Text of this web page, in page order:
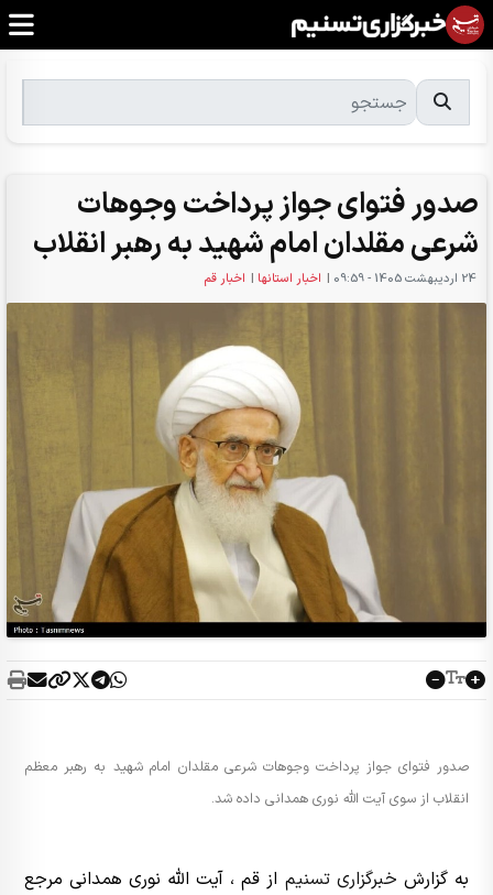
صدور فتوای جواز پرداخت وجوهات
شرعی مقلدان امام شهید به رهبر انقلاب
24 ارديبهشت 1405 - 09:59 | اخبار استانها | اخبار قم
صدور فتوای جواز پرداخت وجوهات شرعی مقلدان امام شهید به رهبر معظم
انقلاب از سوی آیت الله نوری همدانی داده شد.
به گزارش خبرگزاری تسنیم از قم ، آیت الله نوری همدانی مرجع